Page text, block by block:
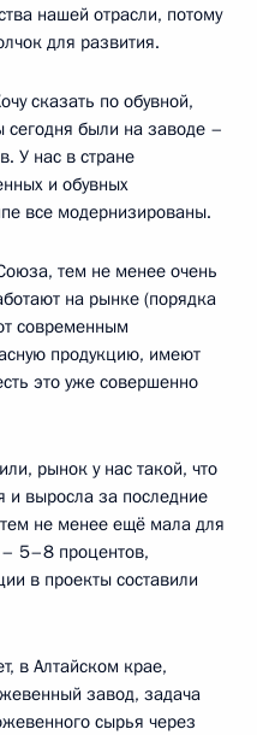
нашей отрасли, потому
для развития.
сказать по обувной,
сегодня были на заводе –
У нас в стране
и обувных
все модернизированы.
тем не менее очень
на рынке (порядка
современным
продукцию, имеют
это уже совершенно
рынок у нас такой, что
и выросла за последние
не менее ещё мала для
5–8 процентов,
в проекты составили
в Алтайском крае,
завод, задача
сырья через